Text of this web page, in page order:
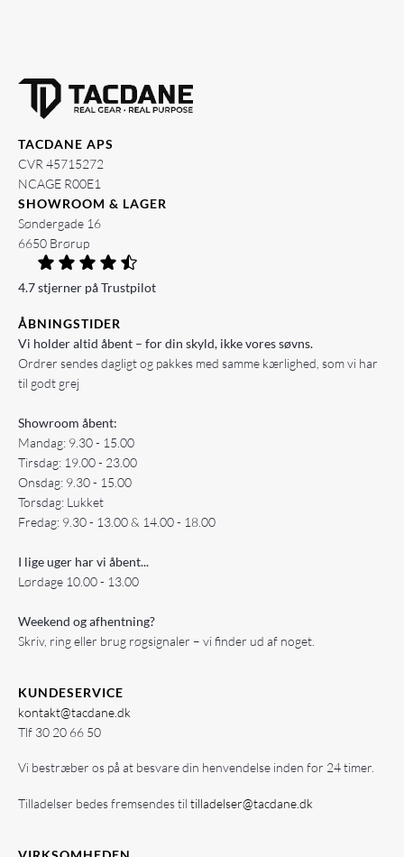
TACDANE APS
CVR 45715272
NCAGE R00E1
SHOWROOM & LAGER
Søndergade 16
6650 Brørup
4.7 stjerner på Trustpilot
ÅBNINGSTIDER
Vi holder altid åbent – for din skyld, ikke vores søvns.
Ordrer sendes dagligt og pakkes med samme kærlighed, som vi har
til godt grej
Showroom åbent:
Mandag: 9.30 - 15.00
Tirsdag: 19.00 - 23.00
Onsdag: 9.30 - 15.00
Torsdag: Lukket
Fredag: 9.30 - 13.00 & 14.00 - 18.00
I lige uger har vi åbent...
Lørdage 10.00 - 13.00
Weekend og afhentning?
Skriv, ring eller brug røgsignaler – vi finder ud af noget.
KUNDESERVICE
kontakt@tacdane.dk
Tlf 30 20 66 50
Vi bestræber os på at besvare din henvendelse inden for 24 timer.
Tilladelser bedes fremsendes til tilladelser@tacdane.dk